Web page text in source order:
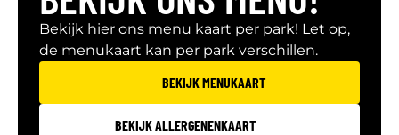
Bekijk hier ons menu kaart per park! Let op,
de menukaart kan per park verschillen.
BEKIJK MENUKAART
BEKIJK ALLERGENENKAART